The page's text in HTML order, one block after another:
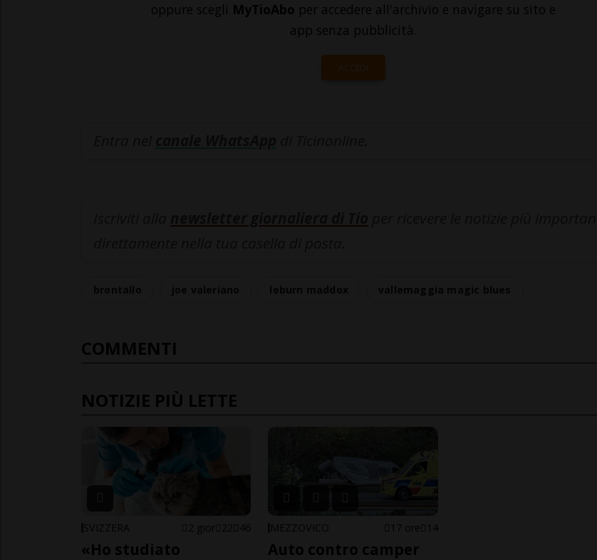
oppure scegli MyTioAbo per accedere all'archivio e navigare su sito e
app senza pubblicità.
ACCEDI
COMMENTI
NOTIZIE PIÙ LETTE
SVIZZERA 2 gior 22 46
«Ho studiato
MEZZOVICO 17 ore 14
Auto contro camper